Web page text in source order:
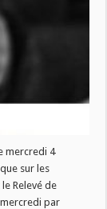
mercredi 4
sur les
Relevé de
mercredi par